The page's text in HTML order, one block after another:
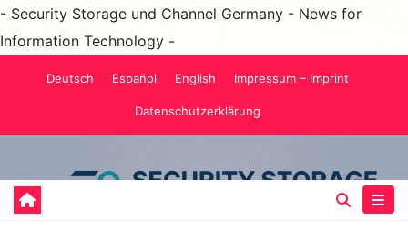
- Security Storage und Channel Germany - News for
Information Technology -
Deutsch Español English Impressum – Imprint
Datenschutzerklärung